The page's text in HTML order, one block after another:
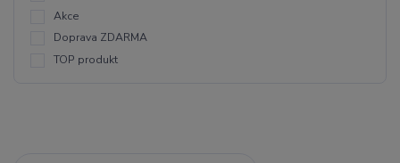
Akce
Doprava ZDARMA
TOP produkt